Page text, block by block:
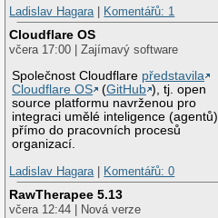
Ladislav Hagara
Komentářů: 1
Cloudflare OS
včera 17:00 | Zajímavý software
Společnost Cloudflare představila
Cloudflare OS
(GitHub ), tj. open
source platformu navrženou pro
integraci umělé inteligence (agentů)
přímo do pracovních procesů
organizací.
Ladislav Hagara
Komentářů: 0
RawTherapee 5.13
včera 12:44 | Nová verze